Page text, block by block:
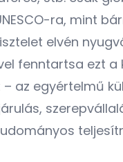
ra, mint
elvén
fenntartsa ezt
az egyértelmű